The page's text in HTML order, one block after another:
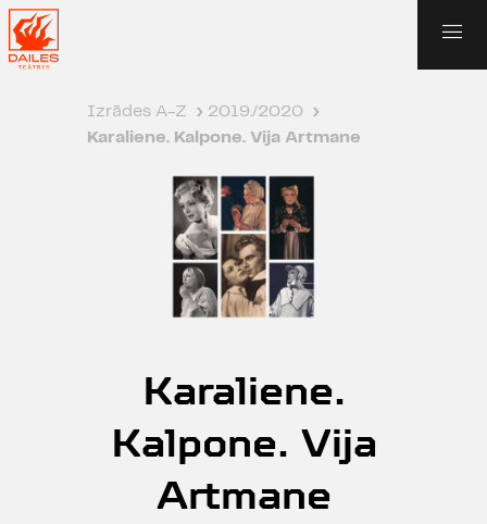
Izrādes A-Z › 2019./2020
›
Karaliene. Kalpone. Vija Artmane
Karaliene.
Kalpone. Vija
Artmane